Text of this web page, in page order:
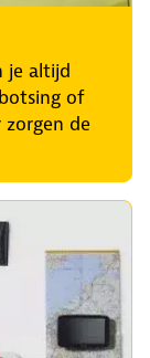
je altijd
of
zorgen de